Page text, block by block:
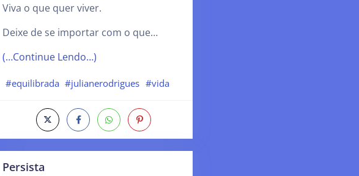
Viva o que quer viver.
Deixe de se importar com o que…
(…Continue Lendo…)
#equilibrada #julianerodrigues #vida
Persista